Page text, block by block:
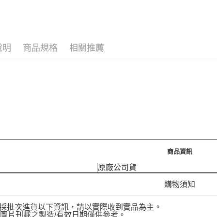
明 商品規格 相關推薦
商品資訊
原廠公司貨
購物須知
批次進貨以下資訊，請以實際收到實品為主。
片刊載之製造/有效日期僅供參考。